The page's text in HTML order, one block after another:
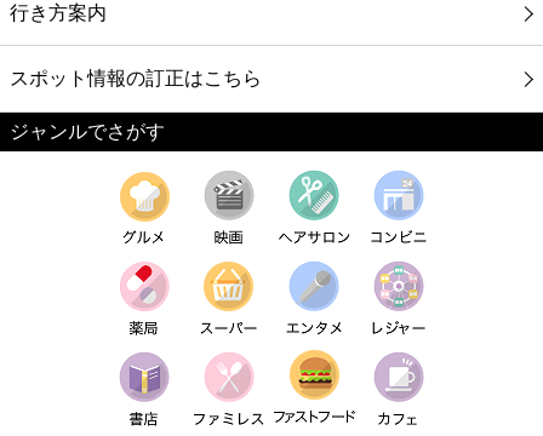
行き方案内
スポット情報の訂正はこちら
ジャンルでさがす